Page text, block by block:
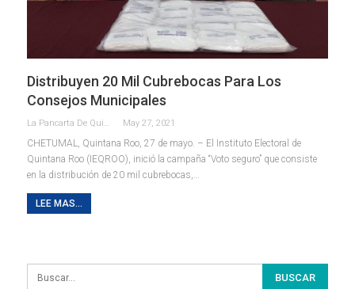
Distribuyen 20 Mil Cubrebocas Para Los
Consejos Municipales
La Pancarta De Quintana Roo May 27, 2021
CHETUMAL, Quintana Roo, 27 de mayo. – El Instituto Electoral de
Quintana Roo (IEQROO), inició la campaña “Voto seguro” que consiste
en la distribución de 20 mil cubrebocas,…
LEE MAS...